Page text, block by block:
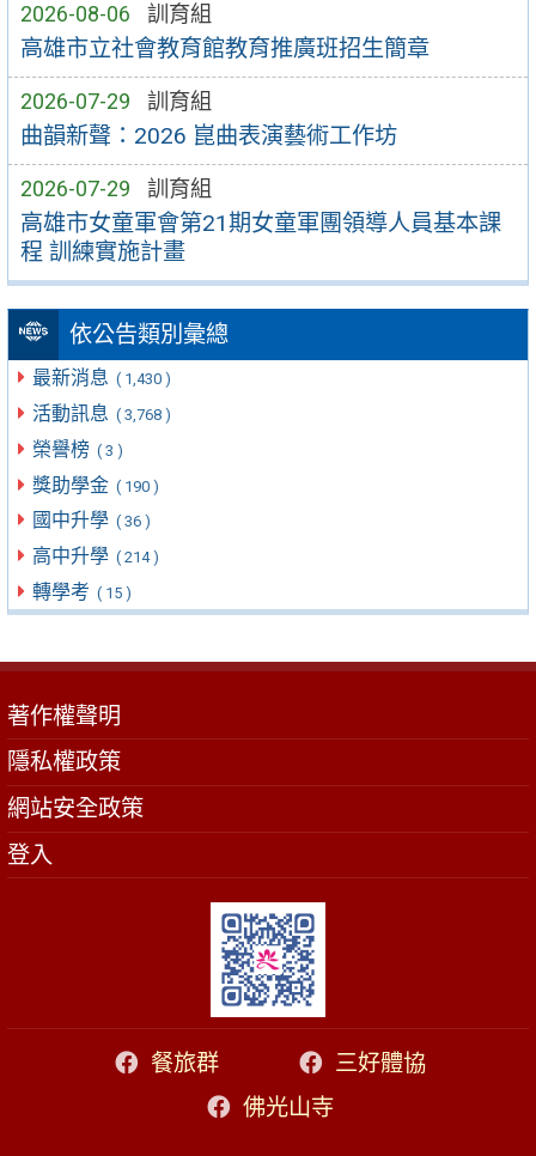
2026-08-06 訓育組
高雄市立社會教育館教育推廣班招生簡章
2026-07-29 訓育組
曲韻新聲：2026 崑曲表演藝術工作坊
2026-07-29 訓育組
高雄市女童軍會第21期女童軍團領導人員基本課
程 訓練實施計畫
依公告類別彙總
最新消息 ( 1,430 )
活動訊息 ( 3,768 )
榮譽榜 ( 3 )
獎助學金 ( 190 )
國中升學 ( 36 )
高中升學 ( 214 )
轉學考 ( 15 )
著作權聲明
隱私權政策
網站安全政策
登入
餐旅群
三好體協
佛光山寺